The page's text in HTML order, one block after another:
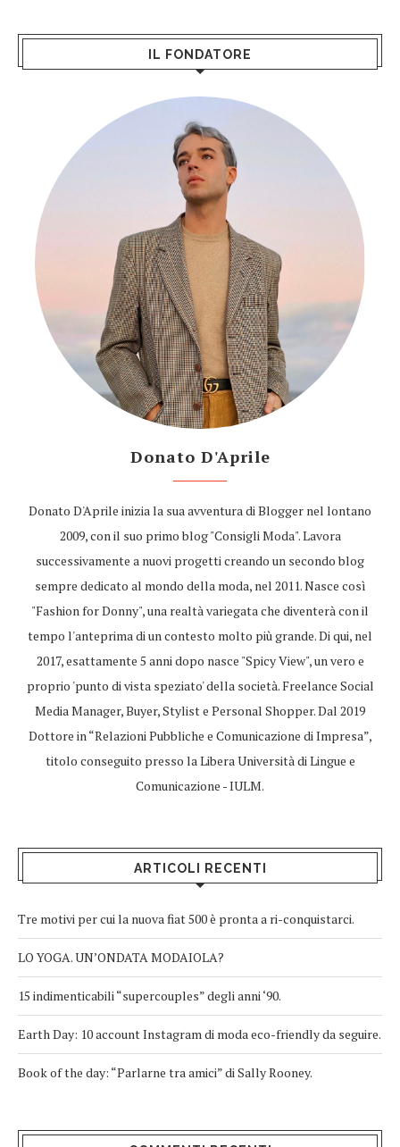
IL FONDATORE
Donato D'Aprile
Donato D'Aprile inizia la sua avventura di Blogger nel lontano
2009, con il suo primo blog "Consigli Moda". Lavora
successivamente a nuovi progetti creando un secondo blog
sempre dedicato al mondo della moda, nel 2011. Nasce così
"Fashion for Donny", una realtà variegata che diventerà con il
tempo l'anteprima di un contesto molto più grande. Di qui, nel
2017, esattamente 5 anni dopo nasce "Spicy View", un vero e
proprio 'punto di vista speziato' della società. Freelance Social
Media Manager, Buyer, Stylist e Personal Shopper. Dal 2019
Dottore in “Relazioni Pubbliche e Comunicazione di Impresa”,
titolo conseguito presso la Libera Università di Lingue e
Comunicazione - IULM.
ARTICOLI RECENTI
Tre motivi per cui la nuova fiat 500 è pronta a ri-conquistarci.
LO YOGA. UN’ONDATA MODAIOLA?
15 indimenticabili “supercouples” degli anni ‘90.
Earth Day: 10 account Instagram di moda eco-friendly da seguire.
Book of the day: “Parlarne tra amici” di Sally Rooney.